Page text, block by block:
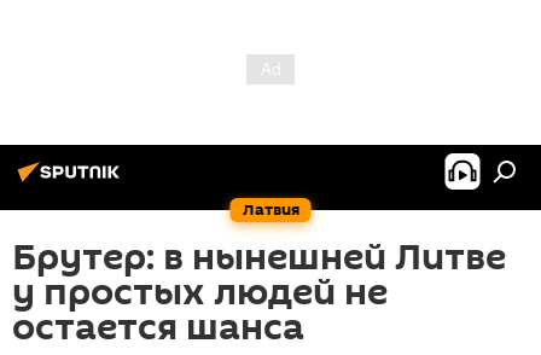
Латвия
Брутер: в нынешней Литве
у простых людей не
остается шанса